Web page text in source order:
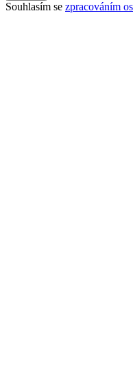
Souhlasím se zpracováním